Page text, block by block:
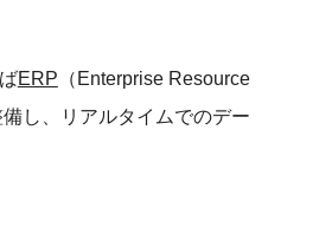
ERP （Enterprise Resource
し、リアルタイムでのデー